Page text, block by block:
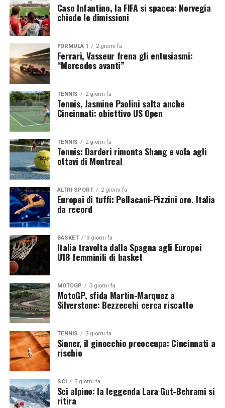
La nomina rientra nel progetto di rinnovamento della
Federazione, che punta a rafforzare il percorso di
crescita del calcio italiano partendo proprio dal vivaio.
La scelta di Zola è stata fortemente sostenuta dai vertici
federali, convinti che il suo carisma, la competenza
tecnica e l’attenzione dimostrata negli ultimi anni verso
la valorizzazione dei giovani possano rappresentare un
valore aggiunto per tutto il movimento.
Zola: esperienza e competenza al servizio
degli azzurri
Per Gianfranco Zola si tratta di un ritorno in azzurro
con una veste diversa rispetto al passato da calciatore.
Dopo una brillante carriera e le successive esperienze da
allenatore e dirigente, l’ex campione sarà chiamato a
coordinare i progetti dedicati ai giovani, con l’obiettivo
di favorire la crescita dei migliori prospetti italiani e
creare una filiera sempre più solida tra i vivai e le
Nazionali.
Caso Infantino, la FIFA si spacca: Norvegia
chiede le dimissioni
FORMULA 1 2 giorni fa
Ferrari, Vasseur frena gli entusiasmi:
“Mercedes avanti”
TENNIS 2 giorni fa
Tennis, Jasmine Paolini salta anche
Cincinnati: obiettivo US Open
TENNIS 2 giorni fa
Tennis: Darderi rimonta Shang e vola agli
ottavi di Montreal
ALTRI SPORT 2 giorni fa
Europei di tuffi: Pellacani-Pizzini oro. Italia
da record
BASKET 3 giorni fa
Italia travolta dalla Spagna agli Europei
U18 femminili di basket
MOTOGP 3 giorni fa
MotoGP, sfida Martin-Marquez a
Silverstone: Bezzecchi cerca riscatto
TENNIS 3 giorni fa
Sinner, il ginocchio preoccupa: Cincinnati a
rischio
SCI 3 giorni fa
Sci alpino: la leggenda Lara Gut-Behrami si
ritira